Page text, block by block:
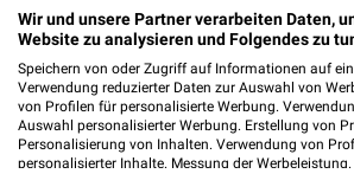
Wir und unsere Partner verarbeiten Daten,
Website zu analysieren und Folgendes zu
Speichern von oder Zugriff auf Informationen auf
Verwendung reduzierter Daten zur Auswahl von
von Profilen für personalisierte Werbung.
Auswahl personalisierter Werbung. Erstellung von
Personalisierung von Inhalten. Verwendung von
personalisierter Inhalte. Messung der